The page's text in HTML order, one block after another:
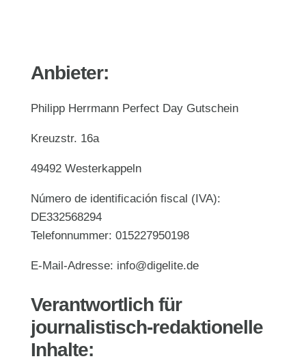
Anbieter:
Philipp Herrmann Perfect Day Gutschein
Kreuzstr. 16a
49492 Westerkappeln
Número de identificación fiscal (IVA):
DE332568294
Telefonnummer: 015227950198
E-Mail-Adresse: info@digelite.de
Verantwortlich für
journalistisch-redaktionelle
Inhalte: